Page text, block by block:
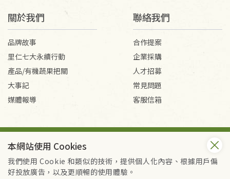
關於我們
品牌故事
里仁七大永續行動
產品/有機蔬果把關
大事記
媒體報導
聯絡我們
合作提案
企業採購
人才招募
常見問題
客服信箱
Copyright © 2026 里仁事業股份有限公司(統編：16301262) /
里仁網購股份有限公司(統編：25149752)
All Rights Reserved.
本網站使用 Cookies
我們使用 Cookie 和類似的技術，提供個人化內容、根據用戶偏
好投放廣告，以及更順暢的使用體驗。